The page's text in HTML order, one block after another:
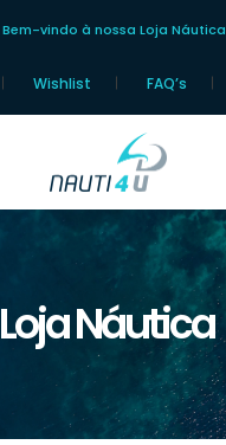
Bem-vindo à nossa Loja Náutica
Wishlist FAQ’s
Loja Náutica